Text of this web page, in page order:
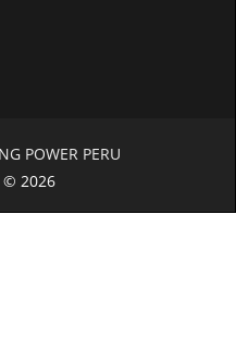
POWER PERU
© 2026